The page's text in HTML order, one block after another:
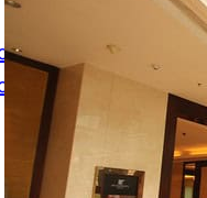
gacor